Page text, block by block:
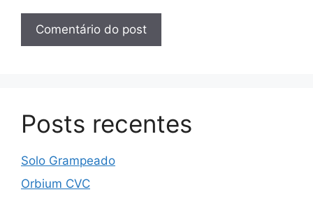
Posts recentes
Solo Grampeado
Orbium CVC